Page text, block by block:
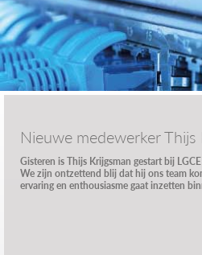
Nieuwe medewerker Thijs
Gisteren is Thijs Krijgsman gestart bij
We zijn ontzettend blij dat hij ons team
ervaring en enthousiasme gaat inzetten